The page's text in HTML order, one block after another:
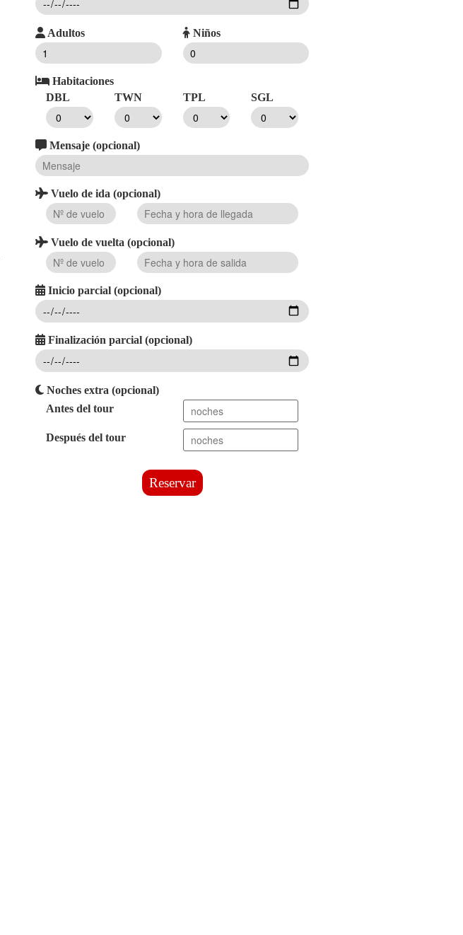
Adultos Niños
Habitaciones
DBL
TWN TPL SGL
Mensaje (opcional)
Vuelo de ida (opcional)
Vuelo de vuelta (opcional)
Inicio parcial (opcional)
Finalización parcial (opcional)
Noches extra (opcional)
Antes del tour
Después del tour
Reservar